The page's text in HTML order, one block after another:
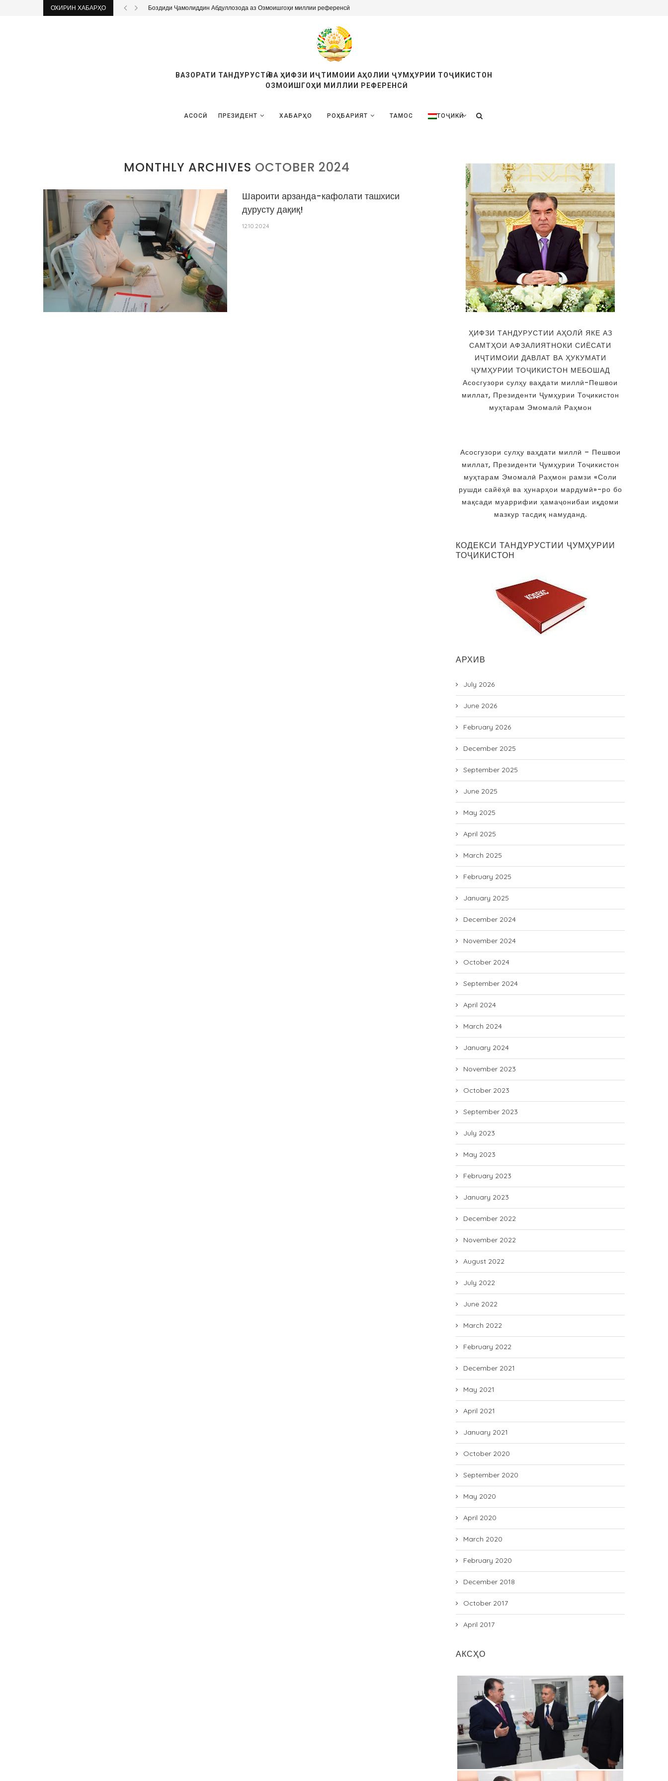
ОХИРИН ХАБАРҲО Боздиди Ҷамолиддин Абдуллозода аз Озмоишгоҳи миллии референсӣ
ВАЗОРАТИ ТАНДУРУСТӢ ВА ҲИФЗИ ИҶТИМОИИ АҲОЛИИ ҶУМҲУРИИ ТОҶИКИСТОН
ОЗМОИШГОҲИ МИЛЛИИ РЕФЕРЕНСӢ
АСОСӢ ПРЕЗИДЕНТ ХАБАРҲО РОҲБАРИЯТ ТАМОС ТОҶИКӢ
MONTHLY ARCHIVES OCTOBER 2024
Шароити арзанда-кафолати ташхиси
дурусту дақиқ!
12.10.2024
ҲИФЗИ ТАНДУРУСТИИ АҲОЛӢ ЯКЕ АЗ
САМТҲОИ АФЗАЛИЯТНОКИ СИЁСАТИ
ИҶТИМОИИ ДАВЛАТ ВА ҲУКУМАТИ
ҶУМҲУРИИ ТОҶИКИСТОН МЕБОШАД
Асосгузори сулҳу ваҳдати миллӣ-Пешвои
миллат, Президенти Ҷумҳурии Тоҷикистон
муҳтарам Эмомалӣ Раҳмон
Асосгузори сулҳу ваҳдати миллӣ – Пешвои
миллат, Президенти Ҷумҳурии Тоҷикистон
муҳтарам Эмомалӣ Раҳмон рамзи «Соли
рушди сайёҳӣ ва ҳунарҳои мардумӣ»-ро бо
мақсади муаррифии ҳамаҷонибаи иқдоми
мазкур тасдиқ намуданд.
КОДЕКСИ ТАНДУРУСТИИ ҶУМҲУРИИ
ТОҶИКИСТОН
АРХИВ
July 2026
June 2026
February 2026
December 2025
September 2025
June 2025
May 2025
April 2025
March 2025
February 2025
January 2025
December 2024
November 2024
October 2024
September 2024
April 2024
March 2024
January 2024
November 2023
October 2023
September 2023
July 2023
May 2023
February 2023
January 2023
December 2022
November 2022
August 2022
July 2022
June 2022
March 2022
February 2022
December 2021
May 2021
April 2021
January 2021
October 2020
September 2020
May 2020
April 2020
March 2020
February 2020
December 2018
October 2017
April 2017
АКСҲО